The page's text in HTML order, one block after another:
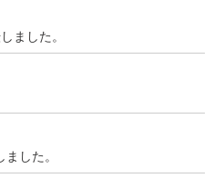
ました。
した。